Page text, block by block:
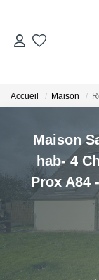
Accueil Maison
Maison
hab- 4
Prox A84